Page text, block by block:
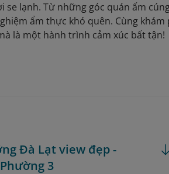
lạnh. Từ những góc quán ấm
ẩm thực khó quên. Cùng
là một hành trình cảm xúc bất tận!
Đà Lạt view đẹp -
3